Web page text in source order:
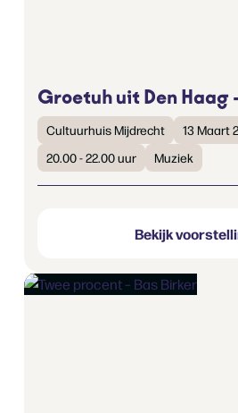
Groetuh uit Den Haag
Cultuurhuis Mijdrecht 13 Maart
20.00 - 22.00 uur
Muziek
Bekijk